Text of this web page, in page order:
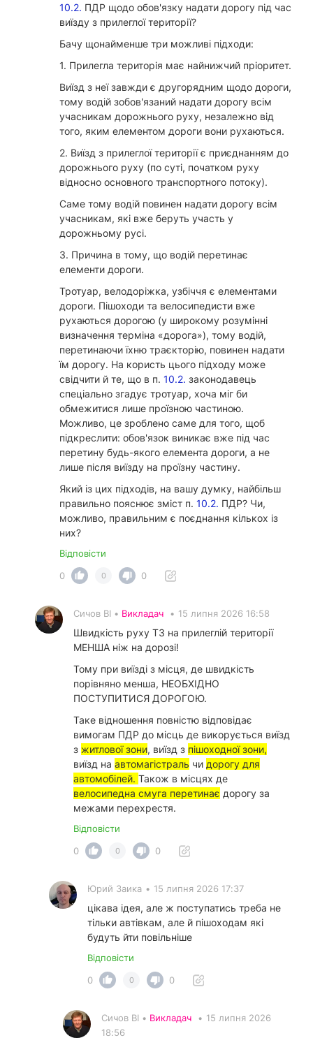
10.2. ПДР щодо обов'язку надати дорогу під час
виїзду з прилеглої території?
Бачу щонайменше три можливі підходи:
1. Прилегла територія має найнижчий пріоритет.
Виїзд з неї завжди є другорядним щодо дороги,
тому водій зобов'язаний надати дорогу всім
учасникам дорожнього руху, незалежно від
того, яким елементом дороги вони рухаються.
2. Виїзд з прилеглої території є приєднанням до
дорожнього руху (по суті, початком руху
відносно основного транспортного потоку).
Саме тому водій повинен надати дорогу всім
учасникам, які вже беруть участь у
дорожньому русі.
3. Причина в тому, що водій перетинає
елементи дороги.
Тротуар, велодоріжка, узбіччя є елементами
дороги. Пішоходи та велосипедисти вже
рухаються дорогою (у широкому розумінні
визначення терміна «дорога»), тому водій,
перетинаючи їхню траєкторію, повинен надати
їм дорогу. На користь цього підходу може
свідчити й те, що в п. 10.2. законодавець
спеціально згадує тротуар, хоча міг би
обмежитися лише проїзною частиною.
Можливо, це зроблено саме для того, щоб
підкреслити: обов'язок виникає вже під час
перетину будь-якого елемента дороги, а не
лише після виїзду на проїзну частину.
Який із цих підходів, на вашу думку, найбільш
правильно пояснює зміст п. 10.2. ПДР? Чи,
можливо, правильним є поєднання кількох із
них?
Відповісти
0
0 0
Сичов ВІ • Викладач • 15 липня 2026 16:58
Швидкість руху ТЗ на прилеглій території
МЕНША ніж на дорозі!
Тому при виїзді з місця, де швидкість
порівняно менша, НЕОБХІДНО
ПОСТУПИТИСЯ ДОРОГОЮ.
Таке відношення повністю відповідає
вимогам ПДР до місць де викорується виїзд
з житлової зони, виїзд з пішоходної зони,
виїзд на автомагістраль чи дорогу для
автомобілей. Також в місцях де
велосипедна смуга перетинає дорогу за
межами перехрестя.
Відповісти
0
0 0
Юрий Заика • 15 липня 2026 17:37
цікава ідея, але ж поступатись треба не
тільки автівкам, але й пішоходам які
будуть йти повільніше
Відповісти
0
0 0
Сичов ВІ • Викладач • 15 липня 2026
18:56